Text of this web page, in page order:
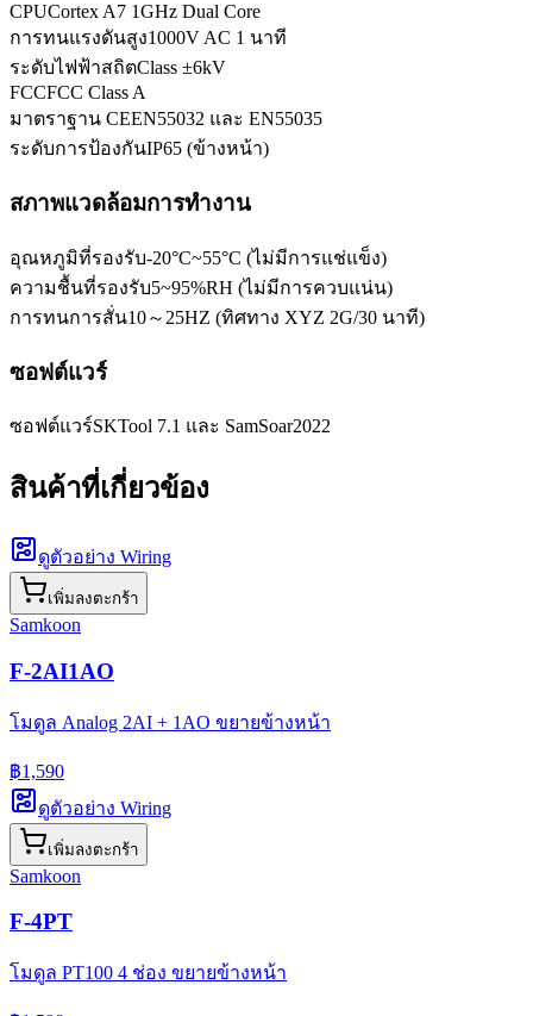
CPUCortex A7 1GHz Dual Core
การทนแรงดันสูง1000V AC 1 นาที
ระดับไฟฟ้าสถิตClass ±6kV
FCCFCC Class A
มาตราฐาน CEEN55032 และ EN55035
ระดับการป้องกันIP65 (ข้างหน้า)
สภาพแวดล้อมการทำงาน
อุณหภูมิที่รองรับ-20°C~55°C (ไม่มีการแช่แข็ง)
ความชื้นที่รองรับ5~95%RH (ไม่มีการควบแน่น)
การทนการสั่น10～25HZ (ทิศทาง XYZ 2G/30 นาที)
ซอฟต์แวร์
ซอฟต์แวร์SKTool 7.1 และ SamSoar2022
สินค้าที่เกี่ยวข้อง
ดูตัวอย่าง Wiring
เพิ่มลงตะกร้า
Samkoon
F-2AI1AO
โมดูล Analog 2AI + 1AO ขยายข้างหน้า
฿1,590
ดูตัวอย่าง Wiring
เพิ่มลงตะกร้า
Samkoon
F-4PT
โมดูล PT100 4 ช่อง ขยายข้างหน้า